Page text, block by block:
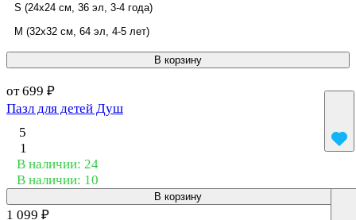
В корзину
S (24x24 см, 36 эл, 3-4 года)
M (32x32 см, 64 эл, 4-5 лет)
от 699 ₽
Пазл для детей Душ
5
1
В наличии: 24
В наличии: 10
В корзину
1 099 ₽